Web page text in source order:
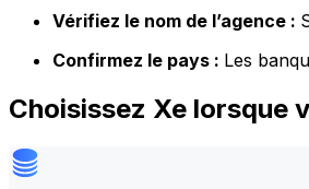
Vérifiez le nom de l’agence :
Confirmez le pays : Les
Choisissez Xe lorsque